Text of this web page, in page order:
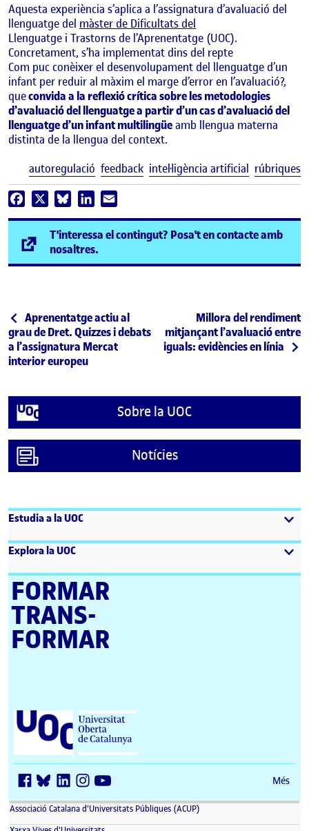
Aquesta experiència s’aplica a l’assignatura d’avaluació del
llenguatge del màster de Dificultats del
Llenguatge i Trastorns de l’Aprenentatge (UOC).
Concretament, s’ha implementat dins del repte
Com puc conèixer el desenvolupament del llenguatge d’un
infant per reduir al màxim el marge d’error en l’avaluació?,
queconvida a la reflexió crítica sobre les metodologies
d’avaluació del llenguatge a partir d’un cas d’avaluació del
llenguatge d’un infant multilingüeamb llengua materna
distinta de la llengua del context.
autoregulació feedback intel·ligència artificial rúbriques
Facebook BlueskyLinkedIn
T'interessa el contingut? Posa't en contacte amb
nosaltres.
Navegació d'entrades
Entrada anterior
Aprenentatge actiu al
grau de Dret. Quizzes i debats
a l’assignatura Mercat
interior europeu
Entrada següent
Millora del rendiment
mitjançant l’avaluació entre
iguals: evidències en línia
Sobre la UOC
Notícies
Estudia a la UOC
Explora la UOC
FORMAR
TRANS­
FORMAR
Universitat Oberta de Catalunya (UOC)
Més
Associació Catalana d'Universitats Públiques (ACUP)